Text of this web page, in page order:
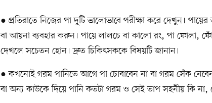
● প্রতিরাতে নিজের পা দুটি ভালোভাবে পরীক্ষা করে দেখুন।
বা আয়না ব্যবহার করুন। পায়ে লালচে বা কালো রং, পা ফোলা,
দেখলে সচেতন হোন। দ্রুত চিকিৎসককে বিষয়টি জানান।
● কখনোই গরম পানিতে আগে পা চোবাবেন না বা গরম সেঁক
বা অন্য কাউকে দিয়ে পানি কতটা গরম ও সেই তাপ সহনীয় কি না,